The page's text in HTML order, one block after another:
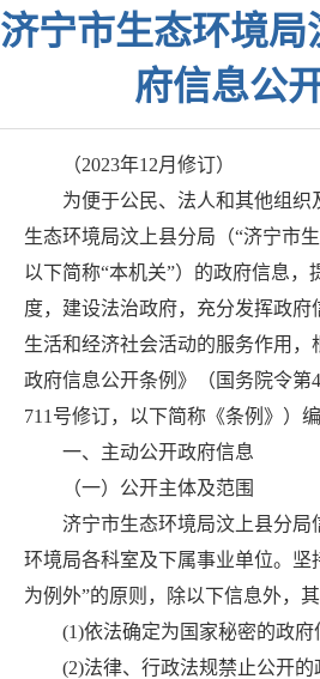
济宁市生态环境
府信息公
（2023年12月修订）
为便于公民、法人和其他组织
生态环境局汶上县分局（“济宁市
以下简称“本机关”）的政府信息，
度，建设法治政府，充分发挥政府
生活和经济社会活动的服务作用，
政府信息公开条例》（国务院令第
711号修订，以下简称《条例》）编
一、主动公开政府信息
（一）公开主体及范围
济宁市生态环境局汶上县分局
环境局各科室及下属事业单位。坚
为例外”的原则，除以下信息外，
(1)依法确定为国家秘密的政府
(2)法律、行政法规禁止公开的